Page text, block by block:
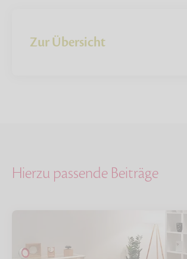
Zur Übersicht
Hierzu passende Beiträge